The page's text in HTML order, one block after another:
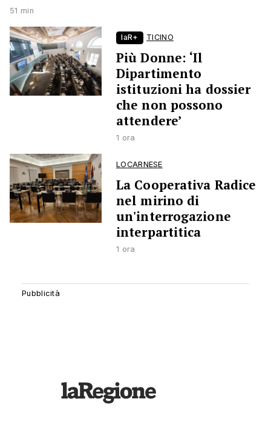
51 min
laR+ TICINO
Più Donne: ‘Il
Dipartimento
istituzioni ha dossier
che non possono
attendere’
1 ora
LOCARNESE
La Cooperativa Radice
nel mirino di
un'interrogazione
interpartitica
1 ora